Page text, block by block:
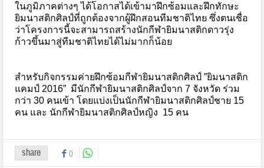
ในภูมิภาคต่างๆ ได้โอกาสได้เข้ามาฝึกซ้อมและฝึกทักษะ
ยิมนาสติกศิลป์ที่ถูกต้องจากผู้ฝึกสอนทีมชาติไทย ซึ่งตนเชื่อ
ว่าโครงการนี้จะสามารถสร้างนักกีฬายิมนาสติกดาวรุ่ง
ก้าวขึ้นมาสู่ทีมชาติไทยได้ไม่มากก็น้อย
สำหรับกิจกรรมค่ายฝึกซ้อมกีฬายิมนาสติกศิลป์ ”ยิมนาสติก
แคมป์ 2016” มีนักกีฬายิมนาสติกศิลป์จาก 7 จังหวัด ร่วม
กว่า 30 คนเข้า โดยแบ่งเป็นนักกีฬายิมนาสติกศิลป์ชาย 15
คน และ นักกีฬายิมนาสติกศิลป์หญิง 15 คน
share 0